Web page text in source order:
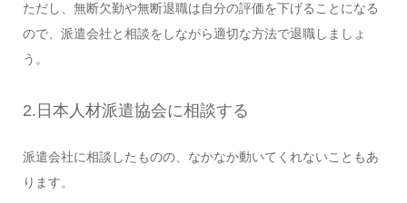
ただし、無断欠勤や無断退職は自分の評価を下げることになる
ので、派遣会社と相談をしながら適切な方法で退職しましょ
う。
2.日本人材派遣協会に相談する
派遣会社に相談したものの、なかなか動いてくれないこともあ
ります。